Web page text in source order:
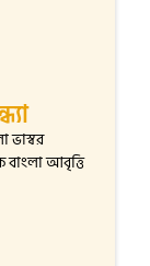
ভাস্বর
বাংলা আবৃত্তি